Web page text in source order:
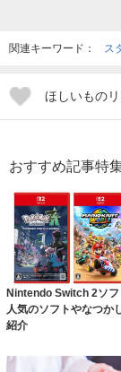
関連キーワード： ス
ほしいもの
おすすめ記事特
Nintendo Switch 2ソ
人気のソフトやなつか
紹介